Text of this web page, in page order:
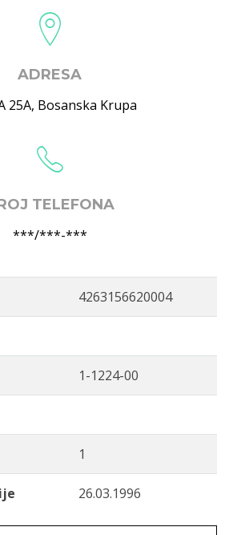
ADRESA
25A, Bosanska Krupa
TELEFONA
***/***-***
4263156620004
1-1224-00
1
26.03.1996